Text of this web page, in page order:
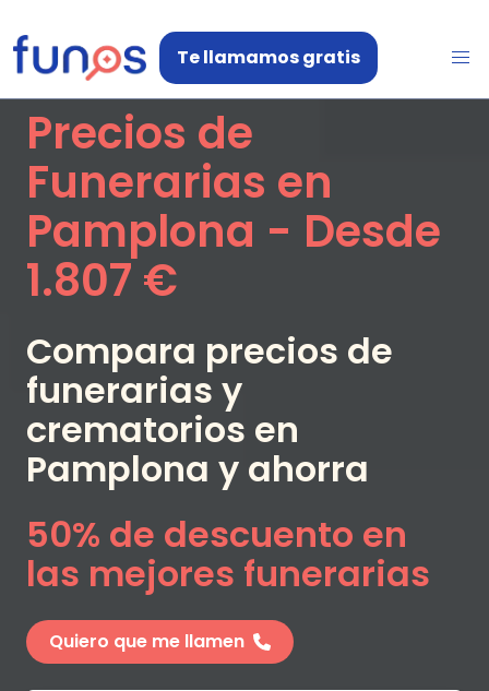
Te llamamos gratis
Precios de
Funerarias en
Pamplona - Desde
1.807 €
Compara precios de
funerarias y
crematorios en
Pamplona y ahorra
50% de descuento en
las mejores funerarias
Quiero que me llamen